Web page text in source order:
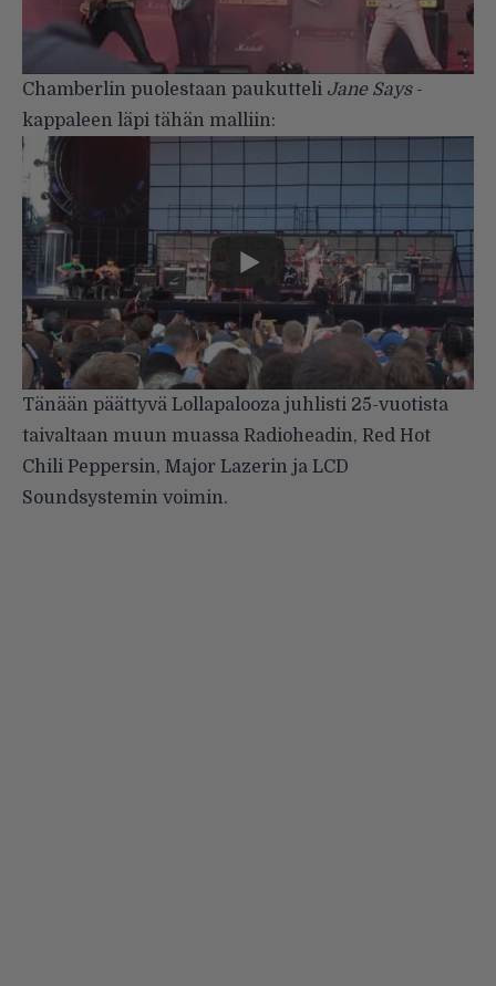
Chamberlin puolestaan paukutteli Jane Says-
kappaleen läpi tähän malliin:
Tänään päättyvä Lollapalooza juhlisti 25-vuotista
taivaltaan muun muassa Radioheadin, Red Hot
Chili Peppersin, Major Lazerin ja LCD
Soundsystemin voimin.